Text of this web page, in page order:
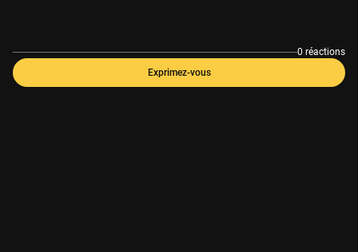
0 réactions
Exprimez-vous